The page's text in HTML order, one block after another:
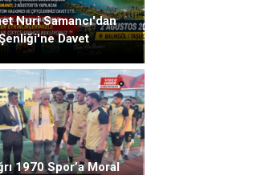
Nuri Samancı'dan
Davet
1970 Spor’a Moral